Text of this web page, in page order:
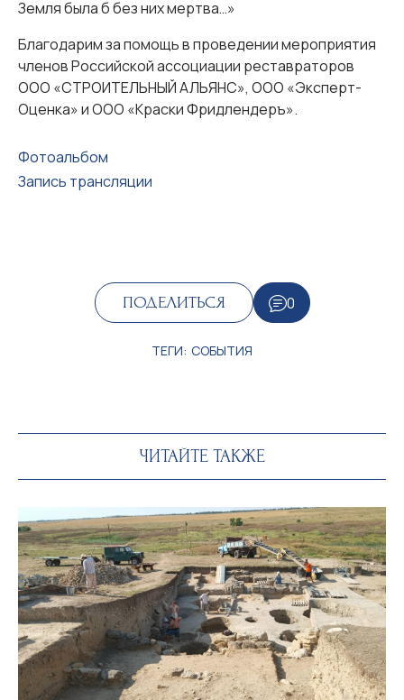
Земля была б без них мертва…»
Благодарим за помощь в проведении мероприятия
членов Российской ассоциации реставраторов
ООО «СТРОИТЕЛЬНЫЙ АЛЬЯНС», ООО «Эксперт-
Оценка» и ООО «Краски Фридлендеръ».
Фотоальбом
Запись трансляции
ПОДЕЛИТЬСЯ 0
ТЕГИ: СОБЫТИЯ
ЧИТАЙТЕ ТАКЖЕ